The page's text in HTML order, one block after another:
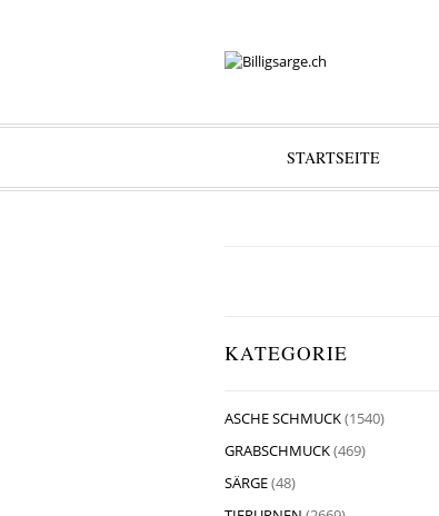
STARTSEITE
KATEGORIE
ASCHE SCHMUCK(1540)
GRABSCHMUCK(469)
SÄRGE(48)